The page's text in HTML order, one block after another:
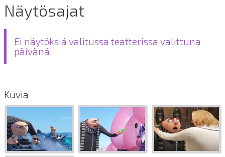
Näytösajat
Ei näytöksiä valitussa teatterissa valittuna
päivänä.
Kuvia